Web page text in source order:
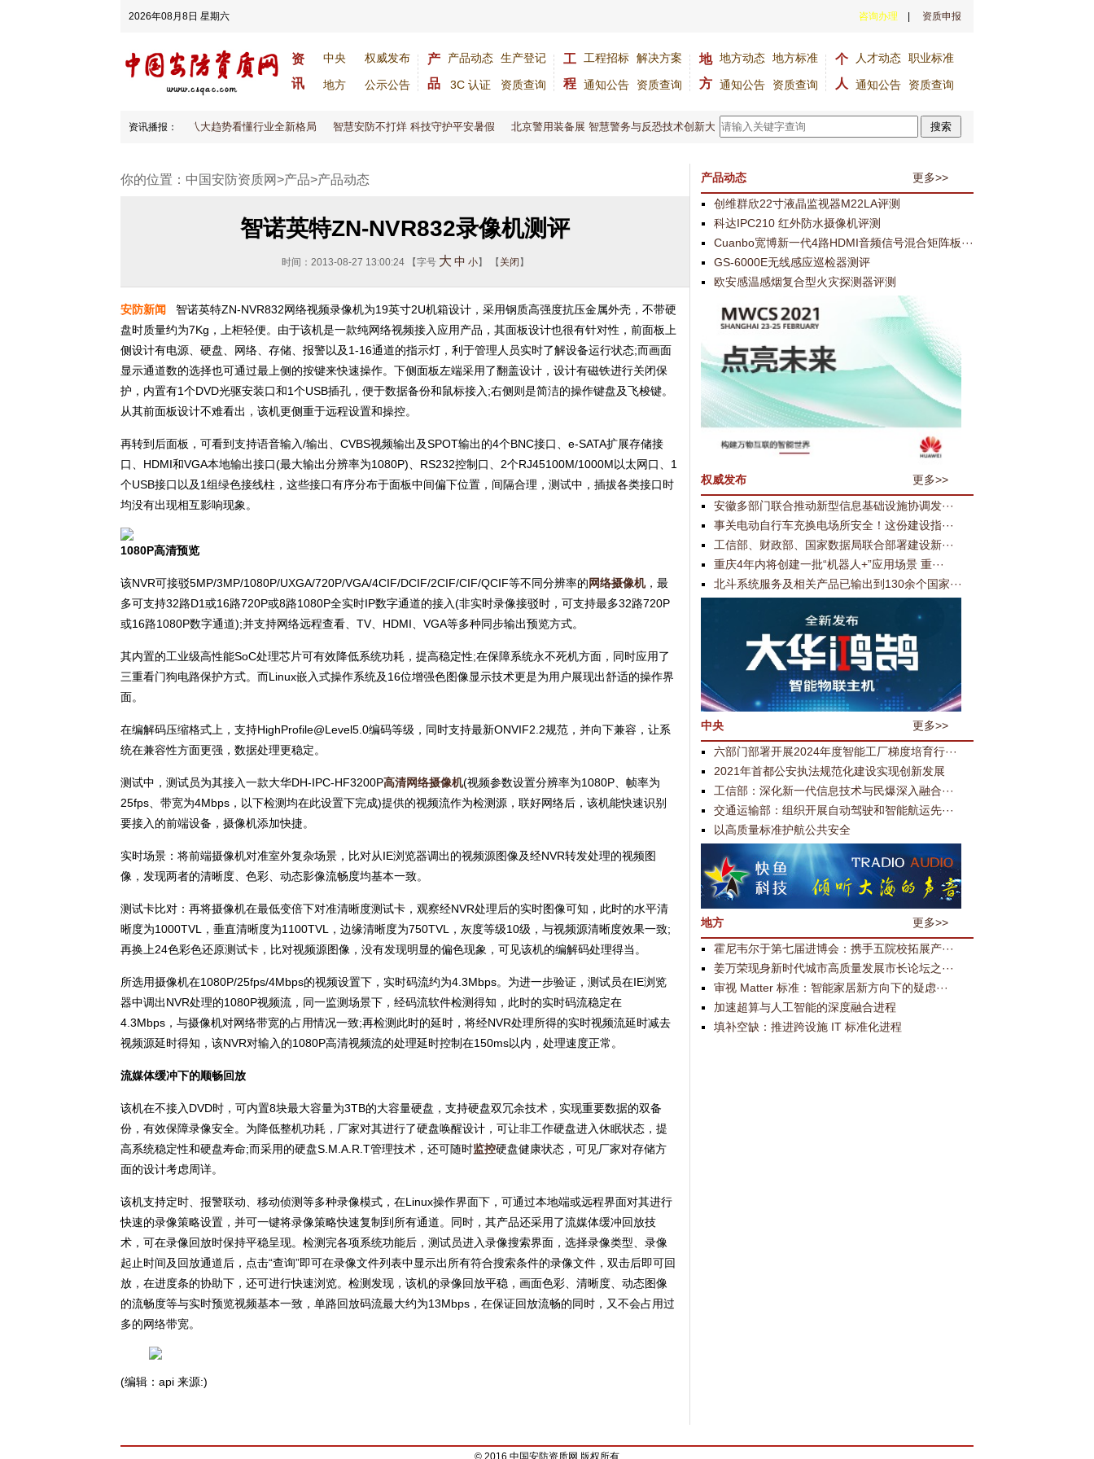
2026年08月8日 星期六 咨询办理 资质申报
资
讯
中央 权威发布
地方 公示公告
产
品
产品动态 生产登记
3C 认证 资质查询
工
程
工程招标 解决方案
通知公告 资质查询
地
方
地方动态 地方标准
通知公告 资质查询
个
人
人才动态 职业标准
通知公告 资质查询
资讯播报：
2026安防大变天！八大趋势看懂行业全新格局 智慧安防不打烊 科技守护平安暑假 北京警用装备展 智慧警务与反恐技术创新大会赋能平安建设 中印尼安防合作再深化 全国首个省级政务智能中枢正式发布
搜索
你的位置： 中国安防资质网>产品>产品动态
智诺英特ZN-NVR832录像机测评
时间：2013-08-27 13:00:24 【字号 大 中 小】 【 关闭 】
安防新闻
智诺英特ZN-NVR832网络视频录像机为19英寸2U机箱设计，采用钢质高强度抗压金属外壳，不带硬
盘时质量约为7Kg，上柜轻便。由于该机是一款纯网络视频接入应用产品，其面板设计也很有针对性，前面板上
侧设计有电源、硬盘、网络、存储、报警以及1-16通道的指示灯，利于管理人员实时了解设备运行状态;而画面
显示通道数的选择也可通过最上侧的按键来快速操作。下侧面板左端采用了翻盖设计，设计有磁铁进行关闭保
护，内置有1个DVD光驱安装口和1个USB插孔，便于数据备份和鼠标接入;右侧则是简洁的操作键盘及飞梭键。
从其前面板设计不难看出，该机更侧重于远程设置和操控。
再转到后面板，可看到支持语音输入/输出、CVBS视频输出及SPOT输出的4个BNC接口、e-SATA扩展存储接
口、HDMI和VGA本地输出接口(最大输出分辨率为1080P)、RS232控制口、2个RJ45100M/1000M以太网口、1
个USB接口以及1组绿色接线柱，这些接口有序分布于面板中间偏下位置，间隔合理，测试中，插拔各类接口时
均没有出现相互影响现象。
1080P高清预览
该NVR可接驳5MP/3MP/1080P/UXGA/720P/VGA/4CIF/DCIF/2CIF/CIF/QCIF等不同分辨率的网络摄像机，最
多可支持32路D1或16路720P或8路1080P全实时IP数字通道的接入(非实时录像接驳时，可支持最多32路720P
或16路1080P数字通道);并支持网络远程查看、TV、HDMI、VGA等多种同步输出预览方式。
其内置的工业级高性能SoC处理芯片可有效降低系统功耗，提高稳定性;在保障系统永不死机方面，同时应用了
三重看门狗电路保护方式。而Linux嵌入式操作系统及16位增强色图像显示技术更是为用户展现出舒适的操作界
面。
在编解码压缩格式上，支持HighProfile@Level5.0编码等级，同时支持最新ONVIF2.2规范，并向下兼容，让系
统在兼容性方面更强，数据处理更稳定。
测试中，测试员为其接入一款大华DH-IPC-HF3200P高清网络摄像机(视频参数设置分辨率为1080P、帧率为
25fps、带宽为4Mbps，以下检测均在此设置下完成)提供的视频流作为检测源，联好网络后，该机能快速识别
要接入的前端设备，摄像机添加快捷。
实时场景：将前端摄像机对准室外复杂场景，比对从IE浏览器调出的视频源图像及经NVR转发处理的视频图
像，发现两者的清晰度、色彩、动态影像流畅度均基本一致。
测试卡比对：再将摄像机在最低变倍下对准清晰度测试卡，观察经NVR处理后的实时图像可知，此时的水平清
晰度为1000TVL，垂直清晰度为1100TVL，边缘清晰度为750TVL，灰度等级10级，与视频源清晰度效果一致;
再换上24色彩色还原测试卡，比对视频源图像，没有发现明显的偏色现象，可见该机的编解码处理得当。
所选用摄像机在1080P/25fps/4Mbps的视频设置下，实时码流约为4.3Mbps。为进一步验证，测试员在IE浏览
器中调出NVR处理的1080P视频流，同一监测场景下，经码流软件检测得知，此时的实时码流稳定在
4.3Mbps，与摄像机对网络带宽的占用情况一致;再检测此时的延时，将经NVR处理所得的实时视频流延时减去
视频源延时得知，该NVR对输入的1080P高清视频流的处理延时控制在150ms以内，处理速度正常。
流媒体缓冲下的顺畅回放
该机在不接入DVD时，可内置8块最大容量为3TB的大容量硬盘，支持硬盘双冗余技术，实现重要数据的双备
份，有效保障录像安全。为降低整机功耗，厂家对其进行了硬盘唤醒设计，可让非工作硬盘进入休眠状态，提
高系统稳定性和硬盘寿命;而采用的硬盘S.M.A.R.T管理技术，还可随时监控硬盘健康状态，可见厂家对存储方
面的设计考虑周详。
该机支持定时、报警联动、移动侦测等多种录像模式，在Linux操作界面下，可通过本地端或远程界面对其进行
快速的录像策略设置，并可一键将录像策略快速复制到所有通道。同时，其产品还采用了流媒体缓冲回放技
术，可在录像回放时保持平稳呈现。检测完各项系统功能后，测试员进入录像搜索界面，选择录像类型、录像
起止时间及回放通道后，点击“查询”即可在录像文件列表中显示出所有符合搜索条件的录像文件，双击后即可回
放，在进度条的协助下，还可进行快速浏览。检测发现，该机的录像回放平稳，画面色彩、清晰度、动态图像
的流畅度等与实时预览视频基本一致，单路回放码流最大约为13Mbps，在保证回放流畅的同时，又不会占用过
多的网络带宽。
(编辑：api 来源:)
产品动态
更多>>
创维群欣22寸液晶监视器M22LA评测
科达IPC210 红外防水摄像机评测
Cuanbo宽博新一代4路HDMI音频信号混合矩阵板···
GS-6000E无线感应巡检器测评
欧安感温感烟复合型火灾探测器评测
权威发布
更多>>
安徽多部门联合推动新型信息基础设施协调发···
事关电动自行车充换电场所安全！这份建设指···
工信部、财政部、国家数据局联合部署建设新···
重庆4年内将创建一批“机器人+”应用场景 重···
北斗系统服务及相关产品已输出到130余个国家···
中央
更多>>
六部门部署开展2024年度智能工厂梯度培育行···
2021年首都公安执法规范化建设实现创新发展
工信部：深化新一代信息技术与民爆深入融合···
交通运输部：组织开展自动驾驶和智能航运先···
以高质量标准护航公共安全
地方
更多>>
霍尼韦尔于第七届进博会：携手五院校拓展产···
姜万荣现身新时代城市高质量发展市长论坛之···
审视 Matter 标准：智能家居新方向下的疑虑···
加速超算与人工智能的深度融合进程
填补空缺：推进跨设施 IT 标准化进程
© 2016 中国安防资质网 版权所有